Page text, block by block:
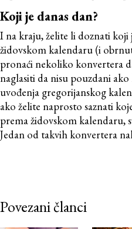
Koji je danas dan?
I na kraju, želite li doznati koji
židovskom kalendaru (i
pronaći nekoliko konvertera
naglasiti da nisu pouzdani
uvođenja gregorijanskog
ako želite naprosto saznati
prema židovskom kalendaru,
Jedan od takvih konvertera
Povezani članci